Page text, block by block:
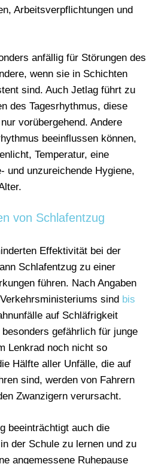
Arbeitsverpflichtungen und
anfällig für Störungen des
wenn sie in Schichten
sind. Auch Jetlag führt zu
des Tagesrhythmus, diese
vorübergehend. Andere
beeinflussen können,
Temperatur, eine
und unzureichende Hygiene,
von Schlafentzug
Effektivität bei der
Schlafentzug zu einer
führen. Nach Angaben
sind bis
auf Schläfrigkeit
gefährlich für junge
Lenkrad noch nicht so
Hälfte aller Unfälle, die auf
sind, werden von Fahrern
Zwanzigern verursacht.
beeinträchtigt auch die
der Schule zu lernen und zu
angemessene Ruhepause